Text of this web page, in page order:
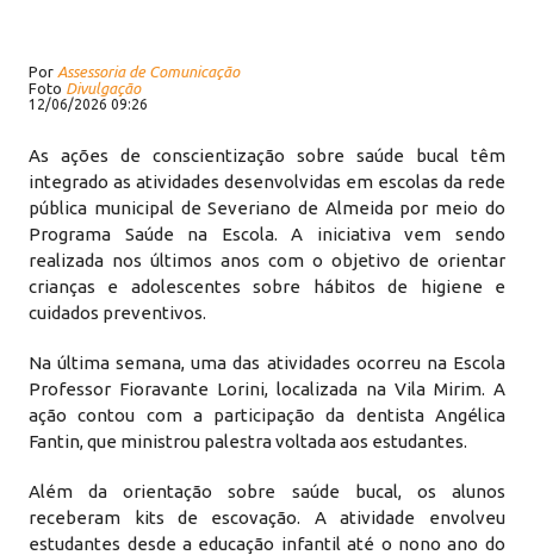
Por Assessoria de Comunicação
Foto Divulgação
12/06/2026 09:26
As ações de conscientização sobre saúde bucal têm
integrado as atividades desenvolvidas em escolas da rede
pública municipal de Severiano de Almeida por meio do
Programa Saúde na Escola. A iniciativa vem sendo
realizada nos últimos anos com o objetivo de orientar
crianças e adolescentes sobre hábitos de higiene e
cuidados preventivos.
Na última semana, uma das atividades ocorreu na Escola
Professor Fioravante Lorini, localizada na Vila Mirim. A
ação contou com a participação da dentista Angélica
Fantin, que ministrou palestra voltada aos estudantes.
Além da orientação sobre saúde bucal, os alunos
receberam kits de escovação. A atividade envolveu
estudantes desde a educação infantil até o nono ano do